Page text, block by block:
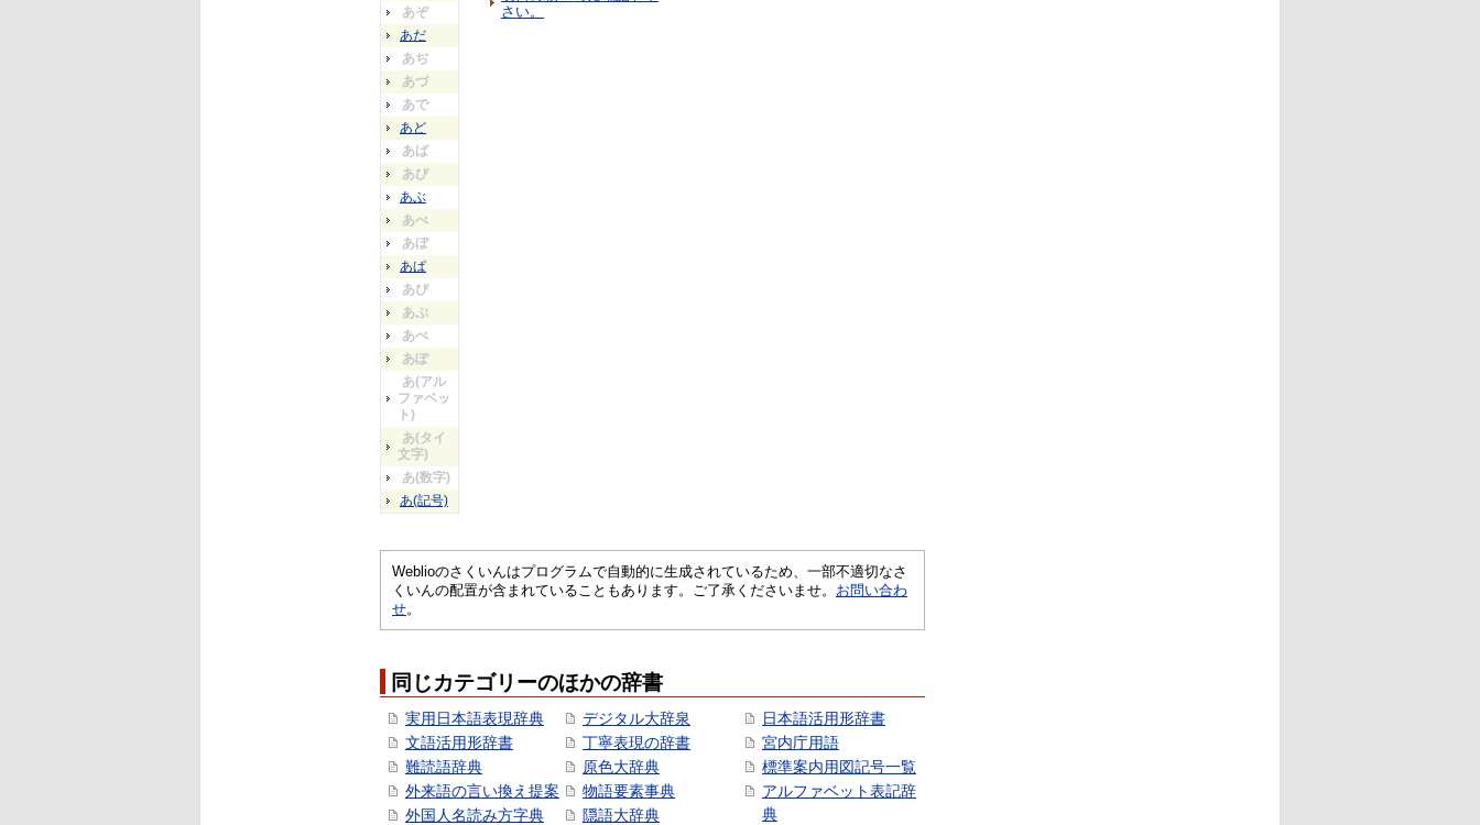
あぞ
あだ
あぢ
あづ
あで
あど
あば
あび
あぶ
あべ
あぼ
あぱ
あぴ
あぷ
あぺ
あぽ
あ(アル
ファベッ
ト)
あ(タイ
文字)
あ(数字)
あ(記号)
さい。
Weblioのさくいんはプログラムで自動的に生成されているため、一部不適切なさ
くいんの配置が含まれていることもあります。ご了承くださいませ。 お問い合わ
せ。
同じカテゴリーのほかの辞書
実用日本語表現辞典
文語活用形辞書
難読語辞典
外来語の言い換え提案
外国人名読み方字典
デジタル大辞泉
丁寧表現の辞書
原色大辞典
物語要素事典
隠語大辞典
日本語活用形辞書
宮内庁用語
標準案内用図記号一覧
アルファベット表記辞
典